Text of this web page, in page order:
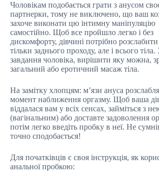
Чоловікам подобається грати з анусом
партнерки, тому не виключено, що ваш
захоче виконати цю інтимну маніпуляцію
самостійно. Щоб все пройшло легко і без
дискомфорту, дівчині потрібно
тільки заднього проходу, але і всього тіла.
завдання чоловіка, вирішити яку можна,
загальний або еротичний масаж тіла.
На замітку хлопцям: м’язи ануса
момент наближення оргазму. Щоб ваша
віддалася вам у всіх сенсах, займіться з
(вагінальним) або доставте задоволення
потім легко введіть пробку в неї. Не
точно сподобається!
Для початківців є своя інструкція, як
анальної пробкою: